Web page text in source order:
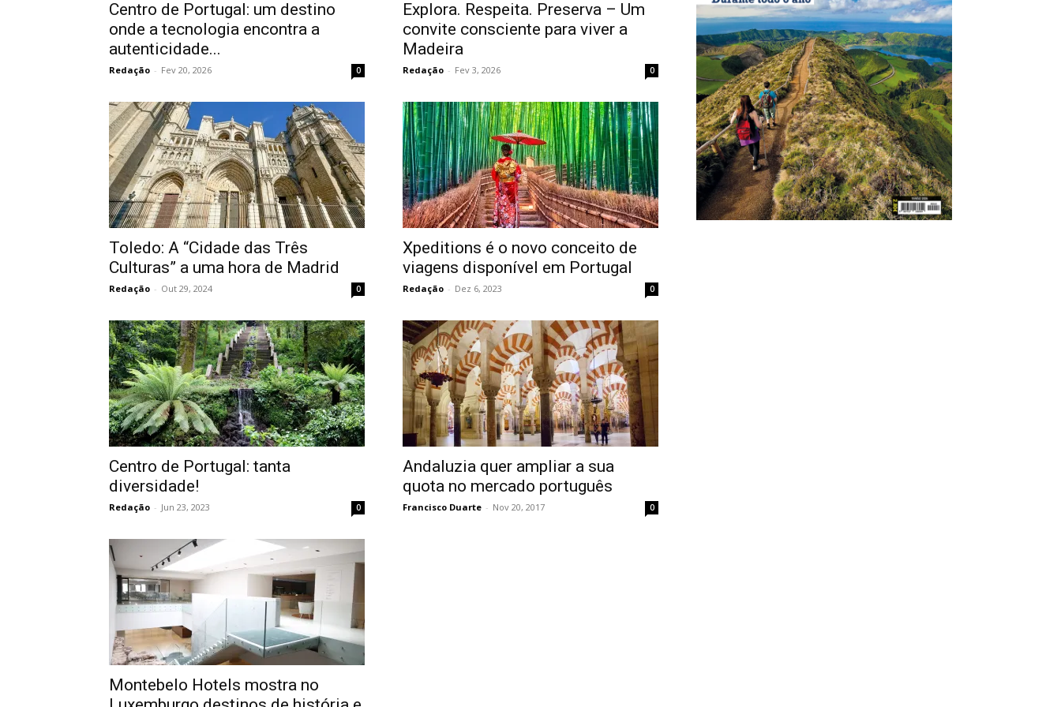
Centro de Portugal: um destino
onde a tecnologia encontra a
autenticidade...
Redação - Fev 20, 2026 0
Explora. Respeita. Preserva – Um
convite consciente para viver a
Madeira
Redação - Fev 3, 2026 0
Toledo: A “Cidade das Três
Culturas” a uma hora de Madrid
Redação - Out 29, 2024 0
Xpeditions é o novo conceito de
viagens disponível em Portugal
Redação - Dez 6, 2023 0
Centro de Portugal: tanta
diversidade!
Redação - Jun 23, 2023 0
Andaluzia quer ampliar a sua
quota no mercado português
Francisco Duarte - Nov 20, 2017 0
Montebelo Hotels mostra no